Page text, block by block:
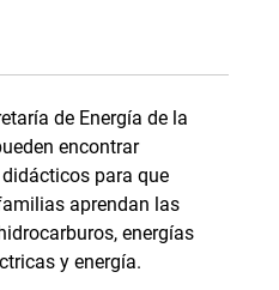
de Energía de la
encontrar
para que
aprendan las
energías
y energía.